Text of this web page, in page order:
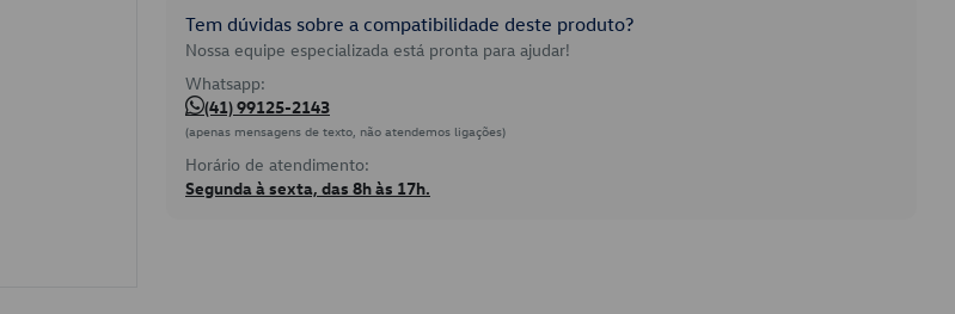
Tem dúvidas sobre a compatibilidade deste produto?
Nossa equipe especializada está pronta para ajudar!
Whatsapp:
(41) 99125-2143
(apenas mensagens de texto, não atendemos ligações)
Horário de atendimento:
Segunda à sexta, das 8h às 17h.